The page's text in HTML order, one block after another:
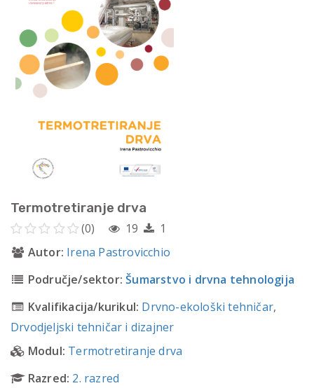
Termotretiranje drva
(0) 19
1
Autor: Irena Pastrovicchio
Područje/sektor: Šumarstvo i drvna tehnologija
Kvalifikacija/kurikul: Drvno-ekološki tehničar,
Drvodjeljski tehničar i dizajner
Modul: Termotretiranje drva
Razred: 2. razred